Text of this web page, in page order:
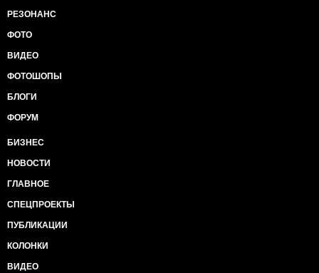
РЕЗОНАНС
ФОТО
ВИДЕО
ФОТОШОПЫ
БЛОГИ
ФОРУМ
БИЗНЕС
НОВОСТИ
ГЛАВНОЕ
СПЕЦПРОЕКТЫ
ПУБЛИКАЦИИ
КОЛОНКИ
ВИДЕО